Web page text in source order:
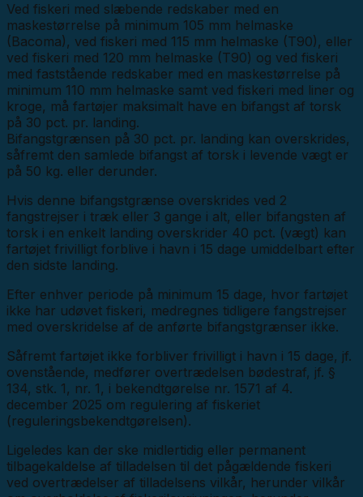
Ved fiskeri med slæbende redskaber med en
maskestørrelse på minimum 105 mm helmaske
(Bacoma), ved fiskeri med 115 mm helmaske (T90), eller
ved fiskeri med 120 mm helmaske (T90) og ved fiskeri
med faststående redskaber med en maskestørrelse på
minimum 110 mm helmaske samt ved fiskeri med liner og
kroge, må fartøjer maksimalt have en bifangst af torsk
på 30 pct. pr. landing.
Bifangstgrænsen på 30 pct. pr. landing kan overskrides,
såfremt den samlede bifangst af torsk i levende vægt er
på 50 kg. eller derunder.
Hvis denne bifangstgrænse overskrides ved 2
fangstrejser i træk eller 3 gange i alt, eller bifangsten af
torsk i en enkelt landing overskrider 40 pct. (vægt) kan
fartøjet frivilligt forblive i havn i 15 dage umiddelbart efter
den sidste landing.
Efter enhver periode på minimum 15 dage, hvor fartøjet
ikke har udøvet fiskeri, medregnes tidligere fangstrejser
med overskridelse af de anførte bifangstgrænser ikke.
Såfremt fartøjet ikke forbliver frivilligt i havn i 15 dage, jf.
ovenstående, medfører overtrædelsen bødestraf, jf. §
134, stk. 1, nr. 1, i bekendtgørelse nr. 1571 af 4.
december 2025 om regulering af fiskeriet
(reguleringsbekendtgørelsen).
Ligeledes kan der ske midlertidig eller permanent
tilbagekaldelse af tilladelsen til det pågældende fiskeri
ved overtrædelser af tilladelsens vilkår, herunder vilkår